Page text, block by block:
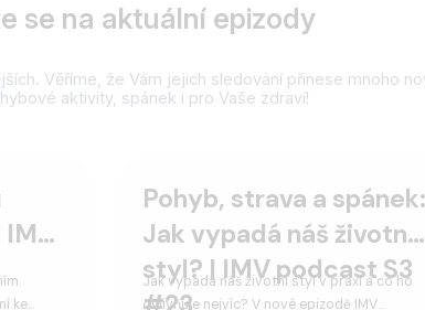
se na aktuální epizody
Věříme, že Vám jejich sledování přinese mnoho
aktivity, spánek i pro Vaše zdraví!
ke
Pohyb, strava a spánek:
Jak vypadá náš životní
styl? | IMV podcast S3
Jak vypadá náš životní styl v praxi a co ho
ovlivňuje nejvíc? V nové epizodě IMV